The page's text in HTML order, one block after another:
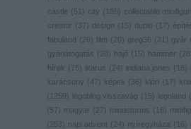
castle ( 51 ) city ( 185) collectable
creator ( 37) design ( 15) duplo ( 17)
fabuland ( 20) film ( 20) greg36 ( 21 ) gyár (
gyárlátogatás ( 20) hajó ( 15) hammer ( 28
hírek ( 75) ikarus ( 24) indiana jones ( 18 )
karácsony ( 47) képek ( 36 ) klón ( 17)
(
1259) legoblog visszavág ( 15) legoland (
( 57) magyar ( 27) mindstorms ( 16 ) minifig
( 253) napi advent ( 24) nyíregyháza ( 16 )